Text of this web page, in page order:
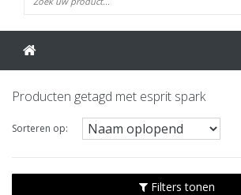
Producten getagd met esprit spark
Sorteren op:
Filters tonen